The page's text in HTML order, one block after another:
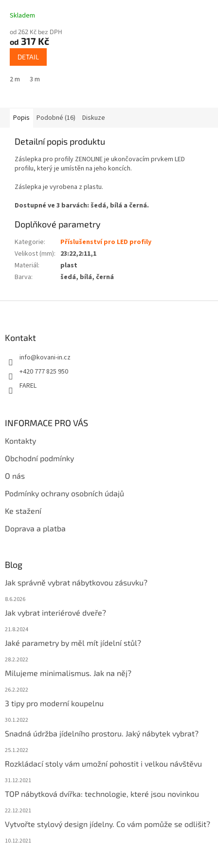
Skladem
od 262 Kč bez DPH
od 317 Kč
DETAIL
2 m 3 m
Popis Podobné (16) Diskuze
Detailní popis produktu
Záslepka pro profily ZENOLINE je ukončovacím prvkem LED
profilu, který je umístěn na jeho koncích.
Záslepka je vyrobena z plastu.
Dostupné ve 3 barvách: šedá, bílá a černá.
Doplňkové parametry
Kategorie:
Příslušenství pro LED profily
Velikost (mm): 23:22,2:11,1
Materiál:
plast
Barva: šedá, bílá, černá
Kontakt
info@kovani-in.cz
+420 777 825 950
FAREL
INFORMACE PRO VÁS
Kontakty
Obchodní podmínky
O nás
Podmínky ochrany osobních údajů
Ke stažení
Doprava a platba
Blog
Jak správně vybrat nábytkovou zásuvku?
8.6.2026
Jak vybrat interiérové dveře?
21.8.2024
Jaké parametry by měl mít jídelní stůl?
28.2.2022
Milujeme minimalismus. Jak na něj?
26.2.2022
3 tipy pro moderní koupelnu
30.1.2022
Snadná údržba jídelního prostoru. Jaký nábytek vybrat?
25.1.2022
Rozkládací stoly vám umožní pohostit i velkou návštěvu
31.12.2021
TOP nábytková dvířka: technologie, které jsou novinkou
22.12.2021
Vytvořte stylový design jídelny. Co vám pomůže se odlišit?
10.12.2021